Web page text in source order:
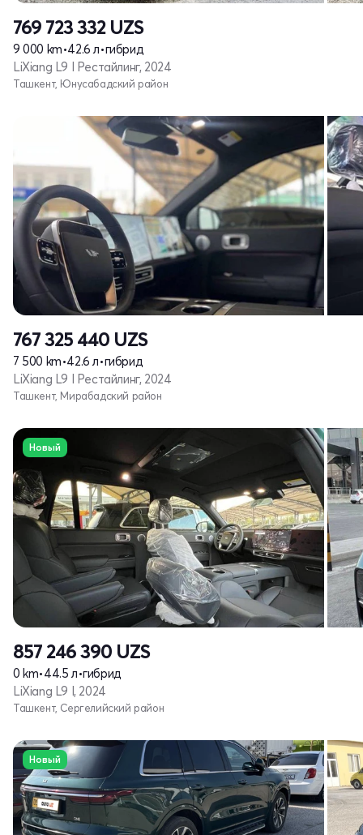
769 723 332 UZS
9 000 km•42.6 л•гибрид
LiXiang L9 I Рестайлинг, 2024
Ташкент, Юнусабадский район
767 325 440 UZS
7 500 km•42.6 л•гибрид
LiXiang L9 I Рестайлинг, 2024
Ташкент, Мирабадский район
Новый
857 246 390 UZS
0 km•44.5 л•гибрид
LiXiang L9 I, 2024
Ташкент, Сергелийский район
Новый